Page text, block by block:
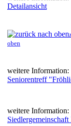
Detailansicht
oben
weitere Information:
Seniorentreff
weitere Information: